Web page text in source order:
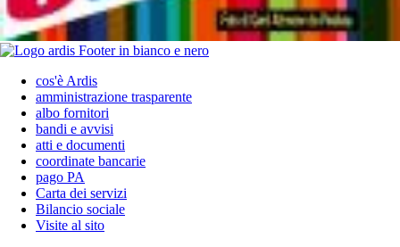
cos'è Ardis
amministrazione trasparente
albo fornitori
bandi e avvisi
atti e documenti
coordinate bancarie
pago PA
Carta dei servizi
Bilancio sociale
Visite al sito